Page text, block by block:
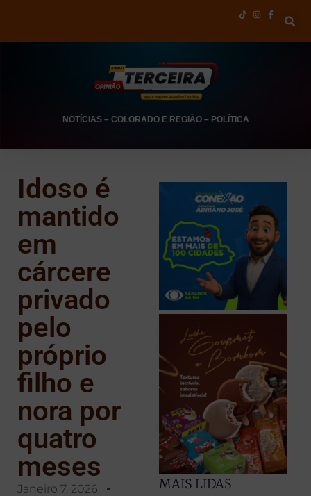
NOTÍCIAS– COLORADO E REGIÃO– POLÍTICA
Idoso é
mantido
em
cárcere
privado
pelo
próprio
filho e
nora por
quatro
meses
Janeiro 7, 2026
MAIS LIDAS